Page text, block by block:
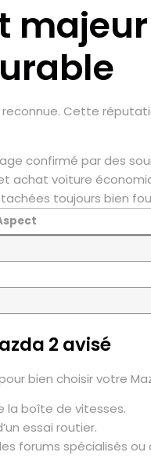
reconnue. Cette
confirmé par des
achat voiture
toujours bien
2 avisé
bien choisir votre
la boîte de vitesses.
essai routier.
forums spécialisés